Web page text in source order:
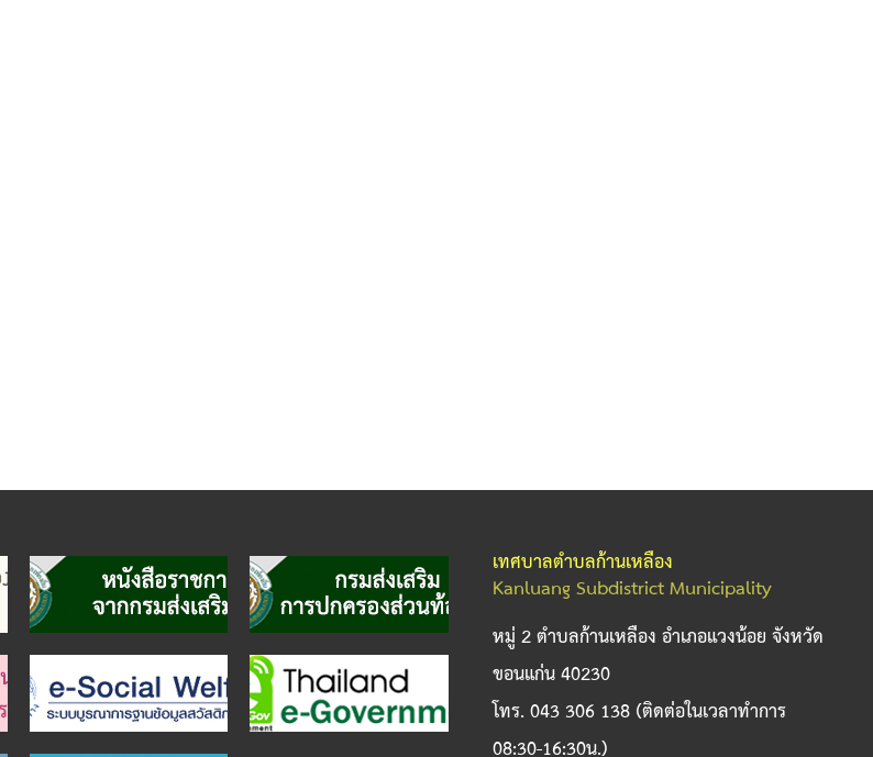
เทศบาลตำบลก้านเหลือง
Kanluang Subdistrict Municipality
หมู่ 2 ตำบลก้านเหลือง อำเภอแวงน้อย จังหวัด
ขอนแก่น 40230
โทร. 043 306 138 (ติดต่อในเวลาทำการ